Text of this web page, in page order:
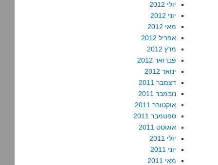
יולי 2012
יוני 2012
מאי 2012
אפריל 2012
מרץ 2012
פברואר 2012
ינואר 2012
דצמבר 2011
נובמבר 2011
אוקטובר 2011
ספטמבר 2011
אוגוסט 2011
יולי 2011
יוני 2011
מאי 2011